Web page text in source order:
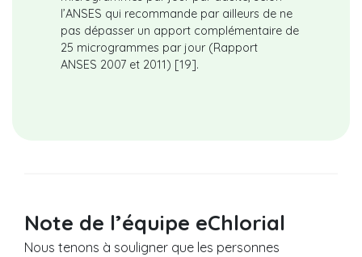
l’ANSES qui recommande par ailleurs de ne
pas dépasser un apport complémentaire de
25 microgrammes par jour (Rapport
ANSES 2007 et 2011) [19].
Note de l’équipe eChlorial
Nous tenons à souligner que les personnes